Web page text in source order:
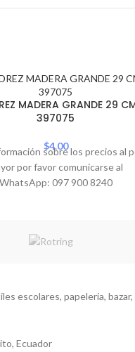
MADERA GRANDE 29
397075
$4.00
sobre los precios al
por favor comunicarse al
WhatsApp: 097 900 8240
escolares, papelería, bazar,
Ecuador